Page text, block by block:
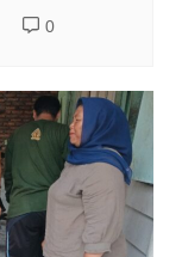
0